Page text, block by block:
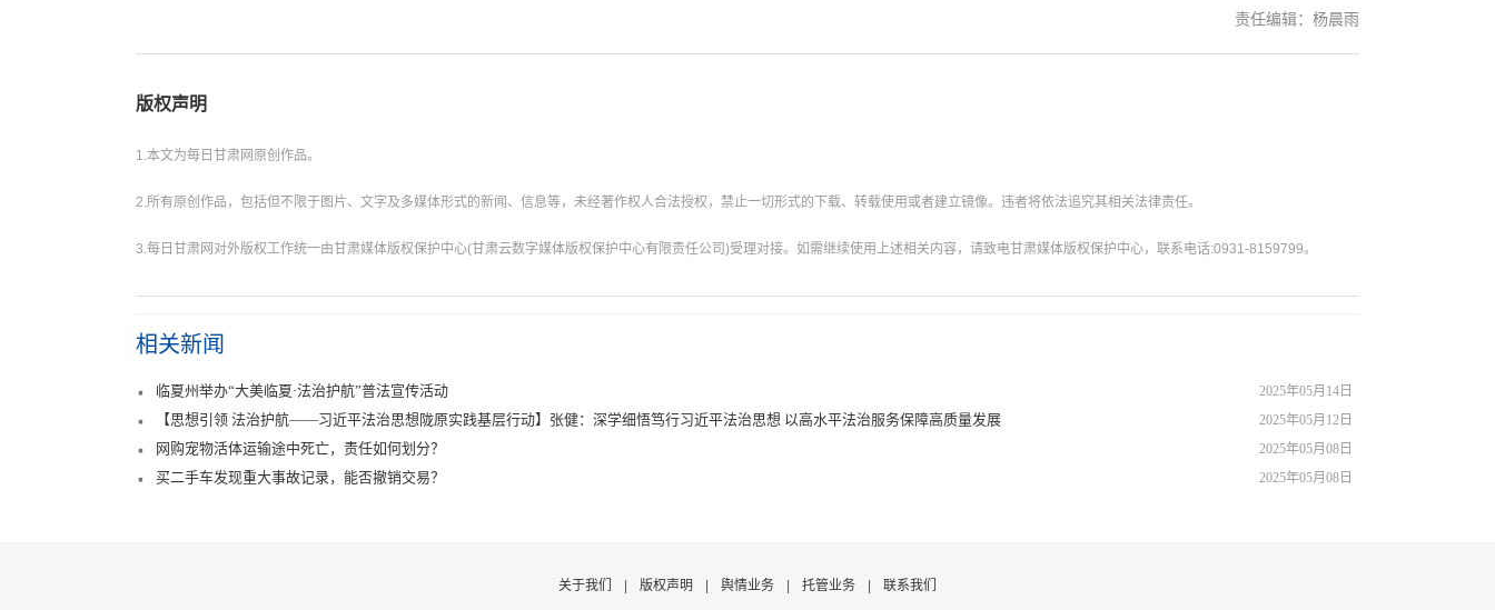
责任编辑：杨晨雨
版权声明
1.本文为每日甘肃网原创作品。
2.所有原创作品，包括但不限于图片、文字及多媒体形式的新闻、信息等，未经著作权人合法授权，禁止一切形式的下载、转载使用或者建立镜像。违者将依法追究其相关法律责任。
3.每日甘肃网对外版权工作统一由甘肃媒体版权保护中心(甘肃云数字媒体版权保护中心有限责任公司)受理对接。如需继续使用上述相关内容，请致电甘肃媒体版权保护中心，联系电话:0931-8159799。
相关新闻
2025年05月14日
临夏州举办“大美临夏·法治护航”普法宣传活动
2025年05月12日
【思想引领 法治护航——习近平法治思想陇原实践基层行动】张健：深学细悟笃行习近平法治思想 以高水平法治服务保障高质量发展
2025年05月08日
网购宠物活体运输途中死亡，责任如何划分？
2025年05月08日
买二手车发现重大事故记录，能否撤销交易？
关于我们 版权声明 舆情业务 托管业务 联系我们